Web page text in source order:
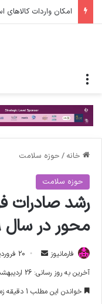
امکان واردات
خانه / حوزه سلامت
حوزه سلامت
رشد صادرات
محور در سال ۹۹
فارمانیوز
ا
20 فروردین 1400 - 2:29 ب.ظ
آخرین به روز رسانی: 26 اردیبهشت 1404 - 2:30 ب.ظ
خواندن این مطلب 1 دقیقه زمان میبرد